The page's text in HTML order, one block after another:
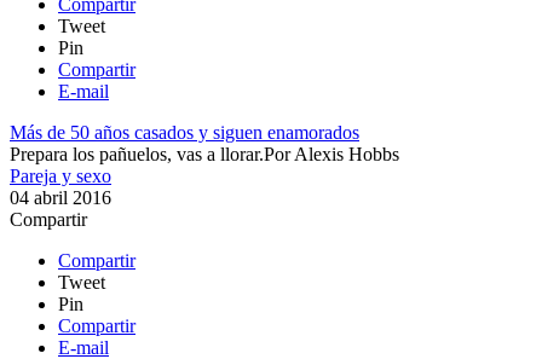
Tweet
Pin
Compartir
E-mail
Más de 50 años casados y siguen enamorados
​​Prepara los pañuelos, vas a llorar.​PorAlexis Hobbs
Pareja y sexo
04 abril 2016
Compartir
Compartir
Tweet
Pin
Compartir
E-mail